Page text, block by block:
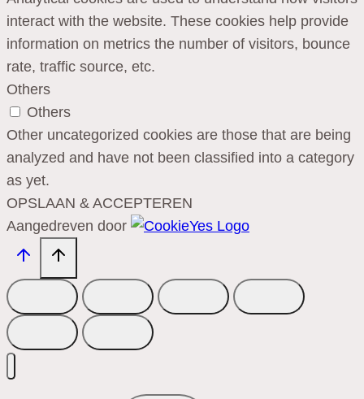
interact with the website. These cookies help provide
information on metrics the number of visitors, bounce
rate, traffic source, etc.
Others
Others
Other uncategorized cookies are those that are being
analyzed and have not been classified into a category
as yet.
OPSLAAN & ACCEPTEREN
Aangedreven door